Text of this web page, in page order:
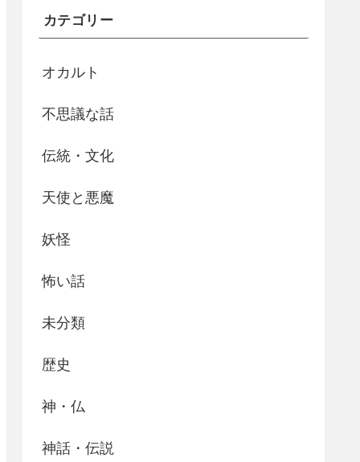
カテゴリー
オカルト
不思議な話
伝統・文化
天使と悪魔
妖怪
怖い話
未分類
歴史
神・仏
神話・伝説